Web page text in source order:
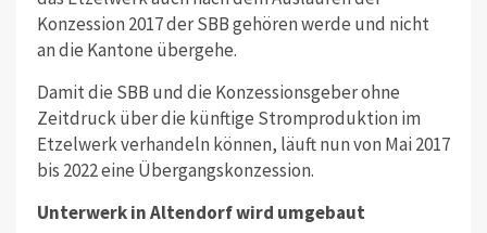
Konzession 2017 der SBB gehören werde und nicht
an die Kantone übergehe.
Damit die SBB und die Konzessionsgeber ohne
Zeitdruck über die künftige Stromproduktion im
Etzelwerk verhandeln können, läuft nun von Mai 2017
bis 2022 eine Übergangskonzession.
Unterwerk in Altendorf wird umgebaut